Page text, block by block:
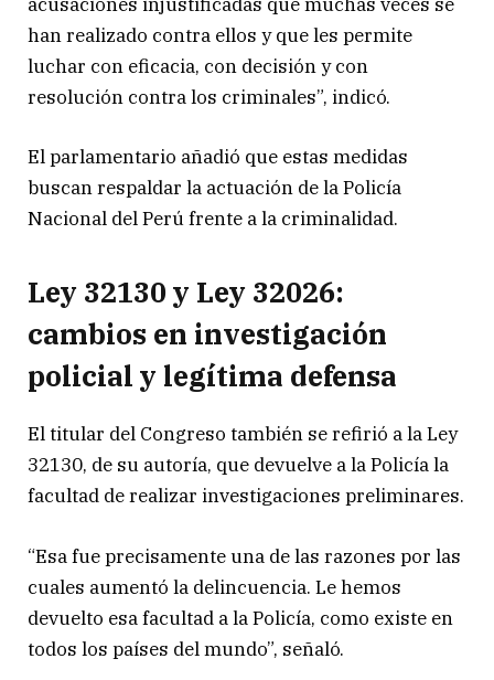
han realizado contra ellos y que les permite
luchar con eficacia, con decisión y con
resolución contra los criminales”, indicó.
El parlamentario añadió que estas medidas
buscan respaldar la actuación de la Policía
Nacional del Perú frente a la criminalidad.
Ley 32130 y Ley 32026:
cambios en investigación
policial y legítima defensa
El titular del Congreso también se refirió a la Ley
32130, de su autoría, que devuelve a la Policía la
facultad de realizar investigaciones preliminares.
“Esa fue precisamente una de las razones por las
cuales aumentó la delincuencia. Le hemos
devuelto esa facultad a la Policía, como existe en
todos los países del mundo”, señaló.